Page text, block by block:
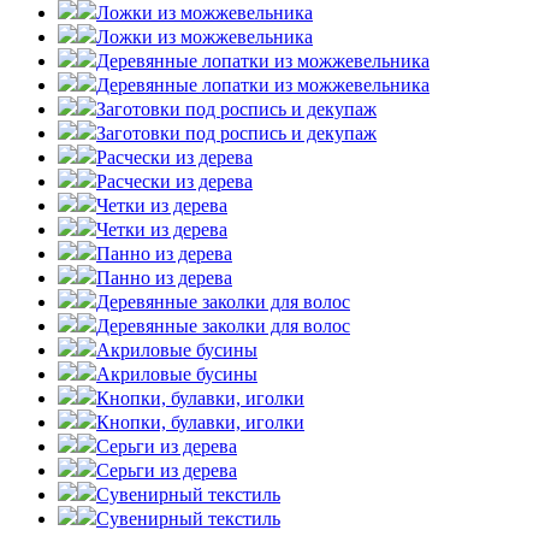
Ложки из можжевельника
Ложки из можжевельника
Деревянные лопатки из можжевельника
Деревянные лопатки из можжевельника
Заготовки под роспись и декупаж
Заготовки под роспись и декупаж
Расчески из дерева
Расчески из дерева
Четки из дерева
Четки из дерева
Панно из дерева
Панно из дерева
Деревянные заколки для волос
Деревянные заколки для волос
Акриловые бусины
Акриловые бусины
Кнопки, булавки, иголки
Кнопки, булавки, иголки
Серьги из дерева
Серьги из дерева
Сувенирный текстиль
Сувенирный текстиль